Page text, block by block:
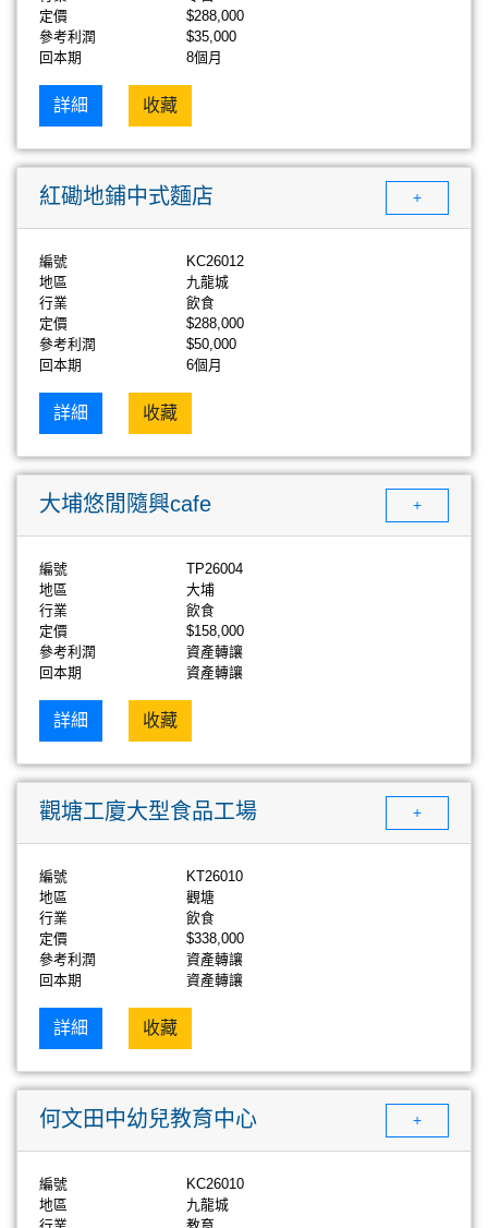
定價
$288,000
參考利潤
$35,000
回本期
8個月
詳細 收藏
紅磡地鋪中式麵店 +
編號
KC26012
地區
九龍城
行業
飲食
定價
$288,000
參考利潤
$50,000
回本期
6個月
詳細 收藏
大埔悠閒隨興cafe +
編號
TP26004
地區
大埔
行業
飲食
定價
$158,000
參考利潤
資產轉讓
回本期
資產轉讓
詳細 收藏
觀塘工廈大型食品工場 +
編號
KT26010
地區
觀塘
行業
飲食
定價
$338,000
參考利潤
資產轉讓
回本期
資產轉讓
詳細 收藏
何文田中幼兒教育中心 +
編號
KC26010
地區
九龍城